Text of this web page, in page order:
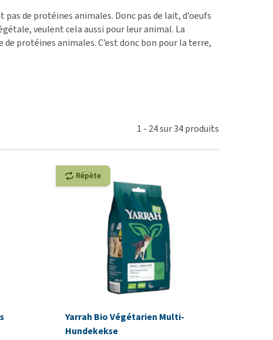
Problèmes articulaires et
de mobilité
de protéines animales. Donc pas de lait, d’oeufs
veulent cela aussi pour leur animal. La
protéines animales. C’est donc bon pour la terre,
1 - 24sur34produits
Répète
Yarrah Bio Végétarien Multi-
Hundekekse